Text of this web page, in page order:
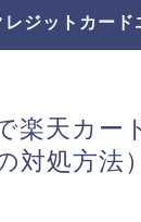
レジットカード
楽天カー
対処方法）